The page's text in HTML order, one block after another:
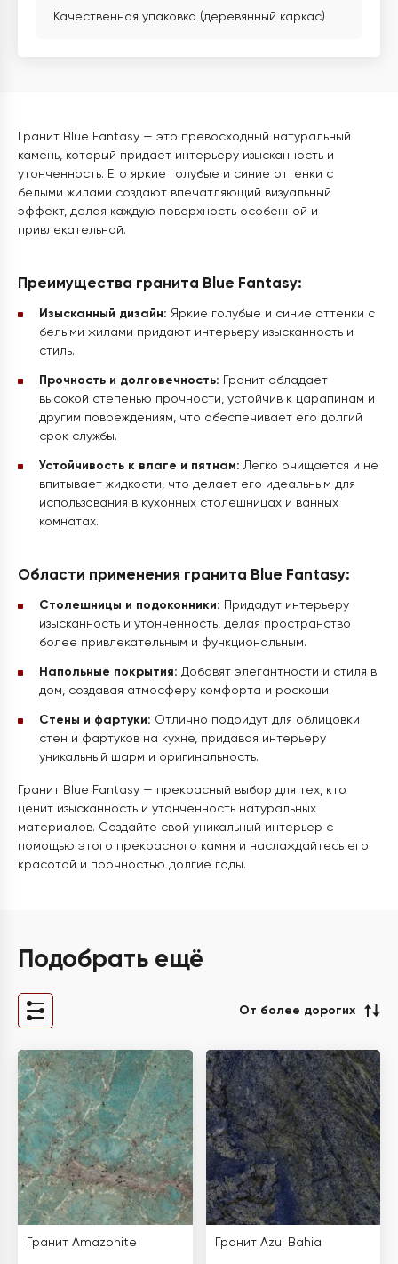
Качественная упаковка (деревянный каркас)
Гранит Blue Fantasy — это превосходный натуральный
камень, который придает интерьеру изысканность и
утонченность. Его яркие голубые и синие оттенки с
белыми жилами создают впечатляющий визуальный
эффект, делая каждую поверхность особенной и
привлекательной.
Преимущества гранита Blue Fantasy:
Изысканный дизайн: Яркие голубые и синие оттенки с
белыми жилами придают интерьеру изысканность и
стиль.
Прочность и долговечность: Гранит обладает
высокой степенью прочности, устойчив к царапинам и
другим повреждениям, что обеспечивает его долгий
срок службы.
Устойчивость к влаге и пятнам: Легко очищается и не
впитывает жидкости, что делает его идеальным для
использования в кухонных столешницах и ванных
комнатах.
Области применения гранита Blue Fantasy:
Столешницы и подоконники: Придадут интерьеру
изысканность и утонченность, делая пространство
более привлекательным и функциональным.
Напольные покрытия: Добавят элегантности и стиля в
дом, создавая атмосферу комфорта и роскоши.
Стены и фартуки: Отлично подойдут для облицовки
стен и фартуков на кухне, придавая интерьеру
уникальный шарм и оригинальность.
Гранит Blue Fantasy — прекрасный выбор для тех, кто
ценит изысканность и утонченность натуральных
материалов. Создайте свой уникальный интерьер с
помощью этого прекрасного камня и наслаждайтесь его
красотой и прочностью долгие годы.
Подобрать ещё
От более дорогих
Гранит Amazonite Гранит Azul Bahia